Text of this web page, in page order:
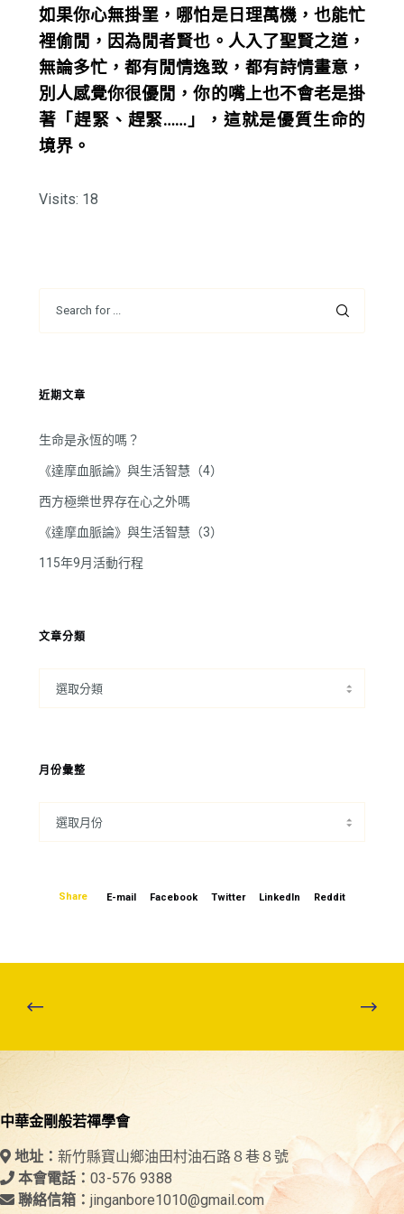
如果你心無掛罣，哪怕是日理萬機，也能忙
裡偷閒，因為閒者賢也。人入了聖賢之道，
無論多忙，都有閒情逸致，都有詩情畫意，
別人感覺你很優閒，你的嘴上也不會老是掛
著「趕緊、趕緊……」，這就是優質生命的
境界。
Visits: 18
近期文章
生命是永恆的嗎？
《達摩血脈論》與生活智慧（4）
西方極樂世界存在心之外嗎
《達摩血脈論》與生活智慧（3）
115年9月活動行程
文章分類
月份彙整
Share E-mail Facebook Twitter LinkedIn Reddit
中華金剛般若禪學會
地址： 新竹縣寶山鄉油田村油石路８巷８號
本會電話： 03-576 9388
聯絡信箱： jinganbore1010@gmail.com